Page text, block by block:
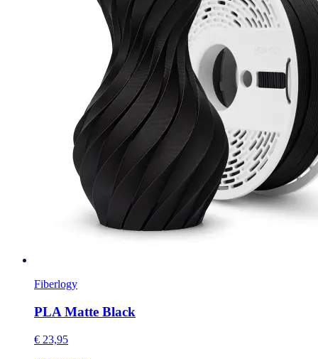
Fiberlogy
PLA Matte Black
€ 23,95